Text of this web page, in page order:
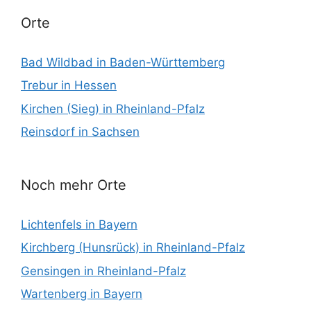
Orte
Bad Wildbad in Baden-Württemberg
Trebur in Hessen
Kirchen (Sieg) in Rheinland-Pfalz
Reinsdorf in Sachsen
Noch mehr Orte
Lichtenfels in Bayern
Kirchberg (Hunsrück) in Rheinland-Pfalz
Gensingen in Rheinland-Pfalz
Wartenberg in Bayern